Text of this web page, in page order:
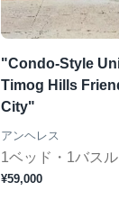
"Condo-Style
Timog Hills
City"
アンヘレス
1ベッド・1バス
¥59,000